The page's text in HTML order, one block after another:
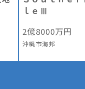
ｌｅⅢ
2億8000万円
沖縄市海邦